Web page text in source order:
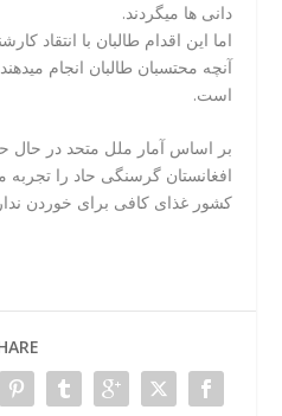
دانی ها میگردند.
اما این اقدام طالبان با انتقاد
آنچه محتسبان طالبان انجام
است.
بر اساس آمار ملل متحد در حال
کشور غذای کافی برای خوردن